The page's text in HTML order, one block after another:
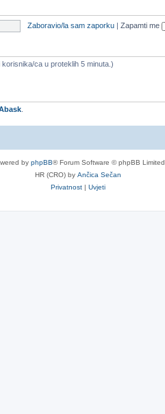
Zaboravio/la sam zaporku | Zapamti me
ca u proteklih 5 minuta.)
by phpBB® Forum Software © phpBB Limited
HR (CRO) by Ančica Sečan
Privatnost | Uvjeti